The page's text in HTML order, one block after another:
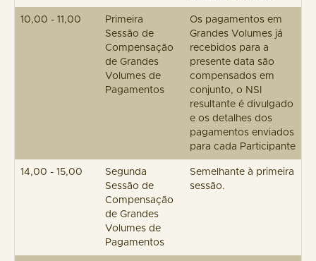
10,00 - 11,00
Primeira
Sessão de
Compensação
de Grandes
Volumes de
Pagamentos
Os pagamentos em
Grandes Volumes já
recebidos para a
presente data são
compensados em
conjunto, o NSI
resultante é divulgado
e os detalhes dos
pagamentos enviados
para cada Participante
14,00 - 15,00
Segunda
Sessão de
Compensação
de Grandes
Volumes de
Pagamentos
Semelhante à primeira
sessão.